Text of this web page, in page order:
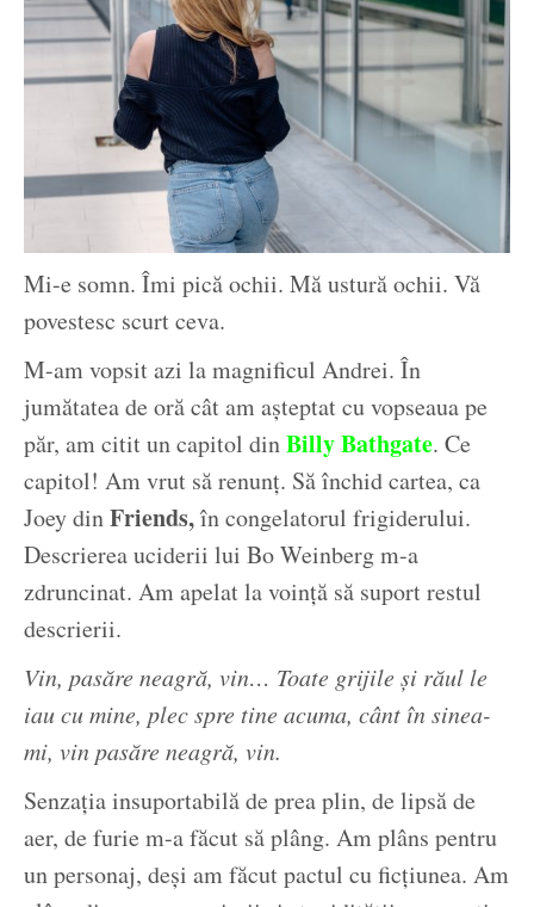
Mi-e somn. Îmi pică ochii. Mă ustură ochii. Vă
povestesc scurt ceva.
M-am vopsit azi la magnificul Andrei. În
jumătatea de oră cât am așteptat cu vopseaua pe
păr, am citit un capitol dinBilly Bathgate. Ce
capitol! Am vrut să renunț. Să închid cartea, ca
Joey dinFriends,în congelatorul frigiderului.
Descrierea uciderii lui Bo Weinberg m-a
zdruncinat. Am apelat la voință să suport restul
descrierii.
Vin, pasăre neagră, vin… Toate grijile și răul le
iau cu mine, plec spre tine acuma, cânt în sinea-
mi, vin pasăre neagră, vin.
Senzația insuportabilă de prea plin, de lipsă de
aer, de furie m-a făcut să plâng. Am plâns pentru
un personaj, deși am făcut pactul cu ficțiunea. Am